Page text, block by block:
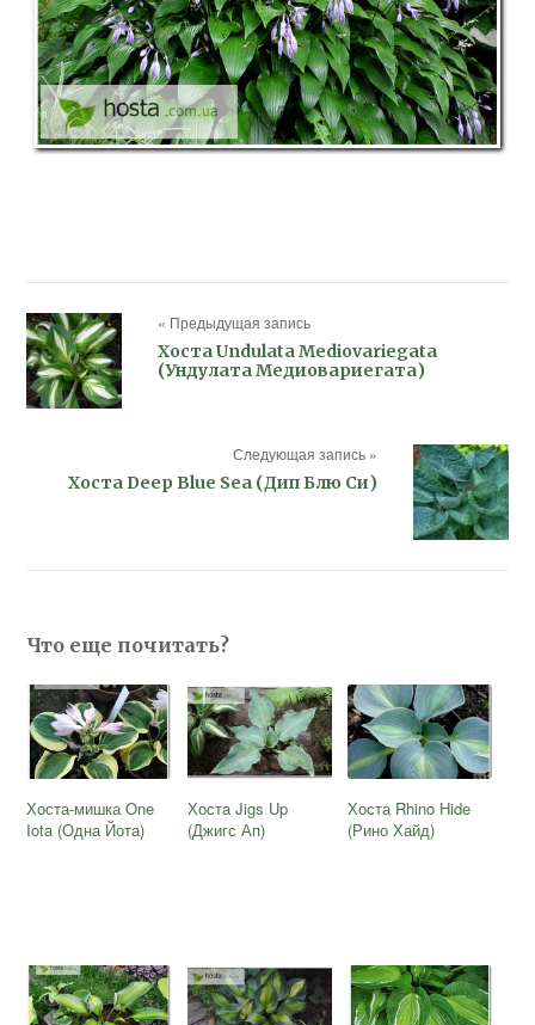
« Предыдущая запись
Хоста Undulata Mediovariegata
(Ундулата Медиовариегата)
Следующая запись »
Хоста Deep Blue Sea (Дип Блю Си)
Что еще почитать?
Хоста-мишка One
Iota (Одна Йота)
Хоста Jigs Up
(Джигс Ап)
Хоста Rhino Hide
(Рино Хайд)